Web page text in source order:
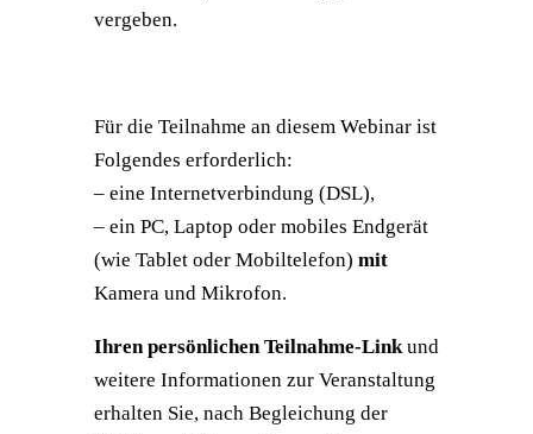
vergeben.
Für die Teilnahme an diesem Webinar ist
Folgendes erforderlich:
– eine Internetverbindung (DSL),
– ein PC, Laptop oder mobiles Endgerät
(wie Tablet oder Mobiltelefon) mit
Kamera und Mikrofon.
Ihren persönlichen Teilnahme-Linkund
weitere Informationen zur Veranstaltung
erhalten Sie, nach Begleichung der